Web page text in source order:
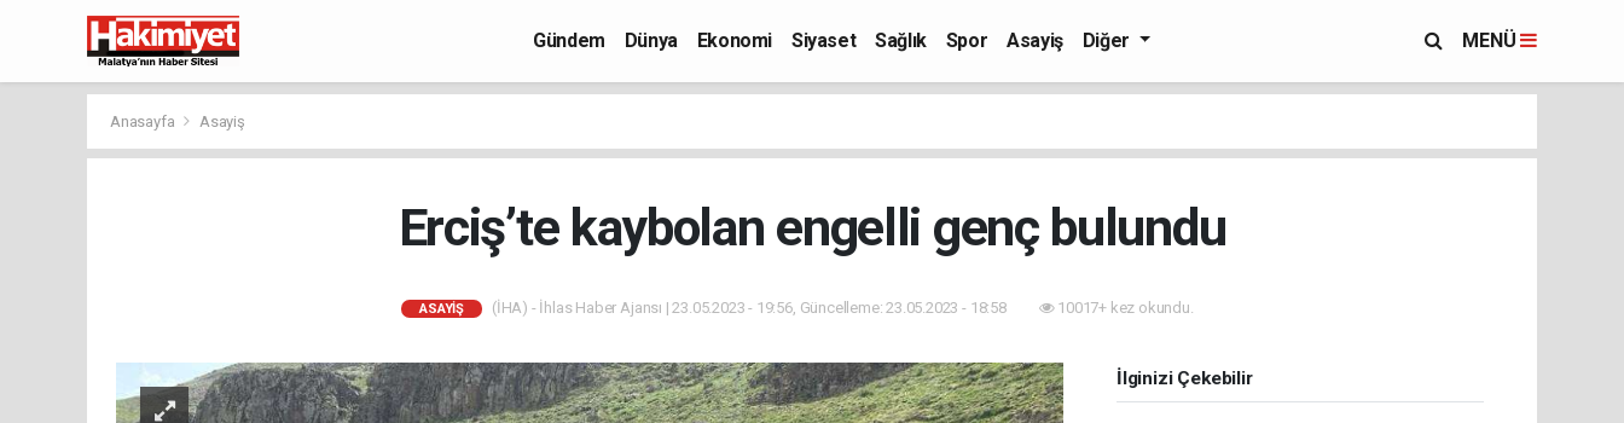
Gündem Dünya Ekonomi Siyaset Sağlık Spor Asayiş Diğer MENÜ
Anasayfa Asayiş
Erciş’te kaybolan engelli genç bulundu
ASAYIŞ (İHA) - İhlas Haber Ajansı | 23.05.2023 - 19:56, Güncelleme: 23.05.2023 - 18:58 10017+ kez okundu.
İlginizi Çekebilir